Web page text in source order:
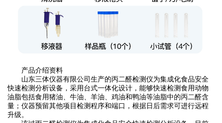
产品介绍资料
山东三体仪器有限公司生产的丙二醛检测仪为集成化食品安全
快速检测分析设备，采用台式一体化设计，能够快速检测食用动物
油脂包括食用猪油、牛油、羊油、鸡油和鸭油等油脂中的丙二醛含
量；仪器预留其他项目检测程序和端口，根据日后需求可进行远程
升级。